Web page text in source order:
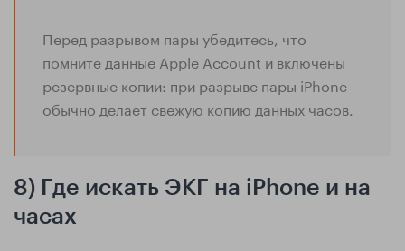
Перед разрывом пары убедитесь, что
помните данные Apple Account и включены
резервные копии: при разрыве пары iPhone
обычно делает свежую копию данных часов.
8) Где искать ЭКГ на iPhone и на
часах